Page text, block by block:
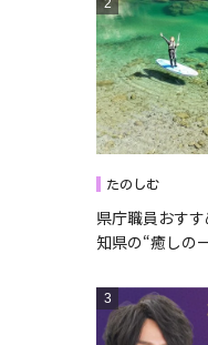
たのしむ
県庁職員おす
知県の“癒しの